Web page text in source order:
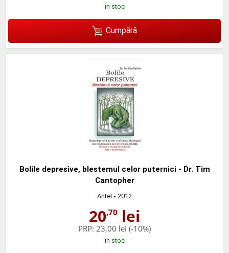
în stoc
Cumpără
Bolile depresive, blestemul celor puternici - Dr. Tim
Cantopher
Antet - 2012
20,70 lei
PRP: 23,00 lei (-10%)
în stoc